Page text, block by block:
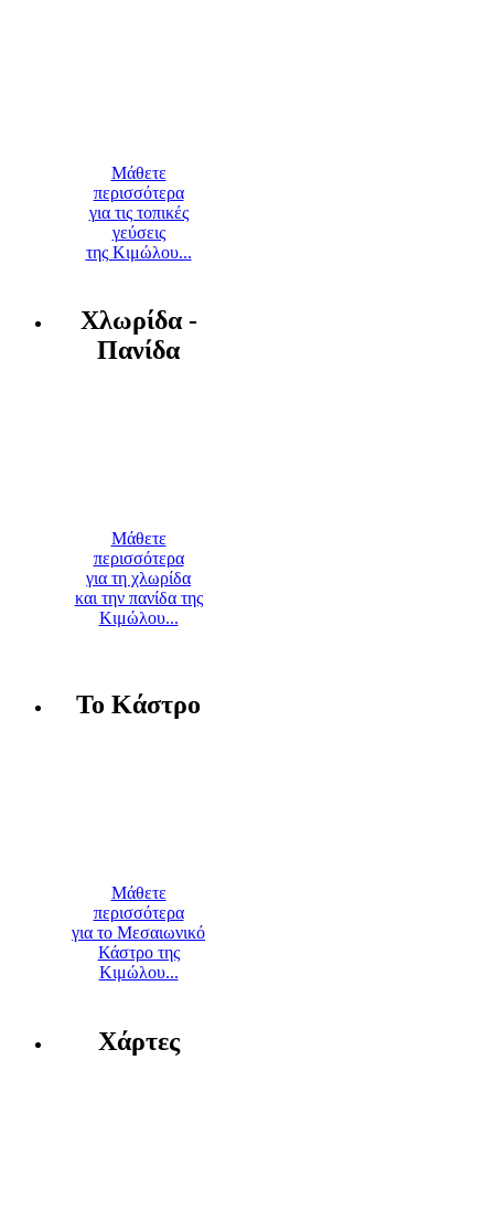
Μάθετε
περισσότερα
για τις τοπικές
γεύσεις
της Κιμώλου...
Χλωρίδα -
Πανίδα
Μάθετε
περισσότερα
για τη χλωρίδα
και την πανίδα της
Κιμώλου...
Το Κάστρο
Μάθετε
περισσότερα
για το Μεσαιωνικό
Κάστρο της
Κιμώλου...
Χάρτες